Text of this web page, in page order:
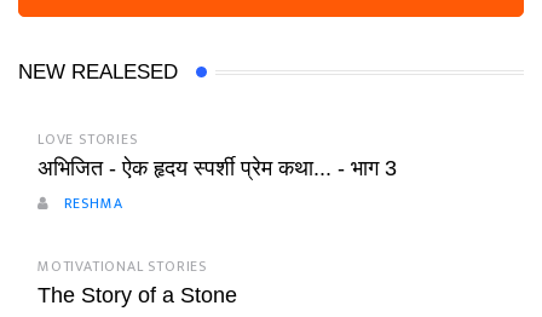
NEW REALESED
LOVE STORIES
अभिजित - ऐक हृदय स्पर्शी प्रेम कथा... - भाग 3
RESHMA
MOTIVATIONAL STORIES
The Story of a Stone